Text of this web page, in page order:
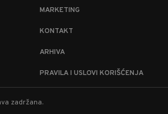
MARKETING
KONTAKT
ARHIVA
PRAVILA I USLOVI KORIŠĆENJA
zadržana.